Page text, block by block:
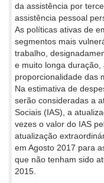
da assistência por
assistência pessoal
As políticas ativas de
segmentos mais
trabalho,
e muito longa
proporcionalidade das
Na estimativa de
serão consideradas a
Sociais (IAS), a
vezes o valor do IAS
atualização
em Agosto 2017 para
que não tenham sido
2015.